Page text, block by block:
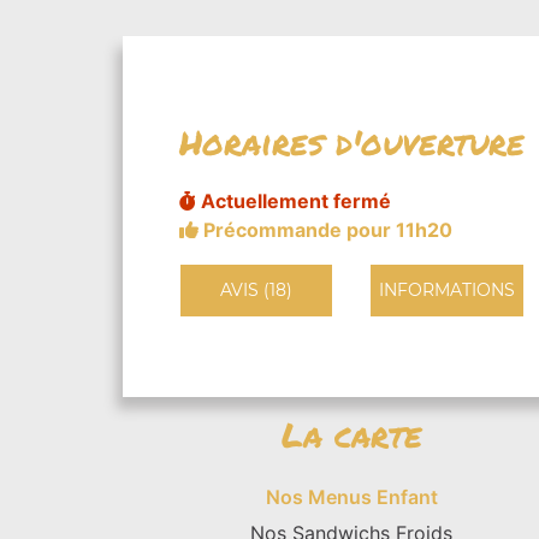
Horaires d'ouverture
Actuellement fermé
Précommande pour 11h20
AVIS (18) INFORMATIONS
La carte
Nos Menus Enfant
Nos Sandwichs Froids